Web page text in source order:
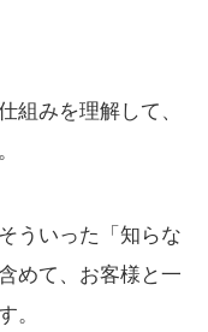
組みを理解して、
ういった「知らな
めて、お客様と一
。